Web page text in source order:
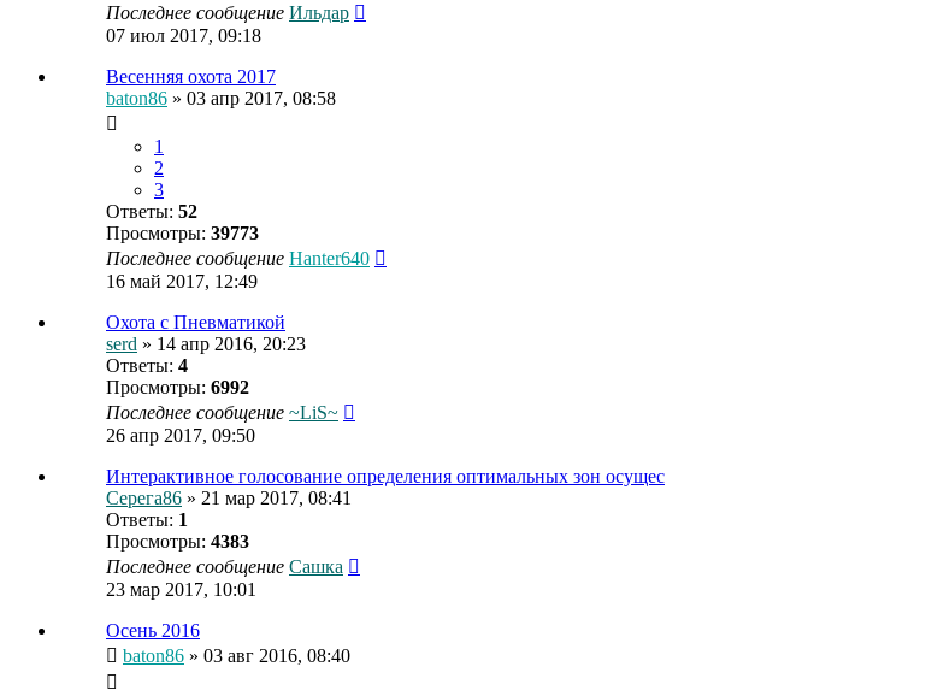
Последнее сообщение Ильдар
07 июл 2017, 09:18
Весенняя охота 2017
baton86 » 03 апр 2017, 08:58
1
2
3
Ответы: 52
Просмотры: 39773
Последнее сообщение Hanter640
16 май 2017, 12:49
Охота с Пневматикой
serd » 14 апр 2016, 20:23
Ответы: 4
Просмотры: 6992
Последнее сообщение ~LiS~
26 апр 2017, 09:50
Интерактивное голосование определения оптимальных зон осущес
Серега86 » 21 мар 2017, 08:41
Ответы: 1
Просмотры: 4383
Последнее сообщение Сашка
23 мар 2017, 10:01
Осень 2016
baton86 » 03 авг 2016, 08:40